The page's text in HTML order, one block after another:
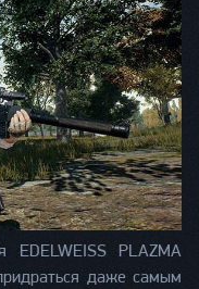
PLAZMA
даже самым